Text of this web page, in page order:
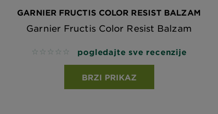
GARNIER FRUCTIS COLOR RESIST BALZAM
Garnier Fructis Color Resist Balzam
No reviews pogledajte sve recenzije
BRZI PRIKAZ